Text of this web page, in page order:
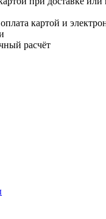
картой и
расчёт